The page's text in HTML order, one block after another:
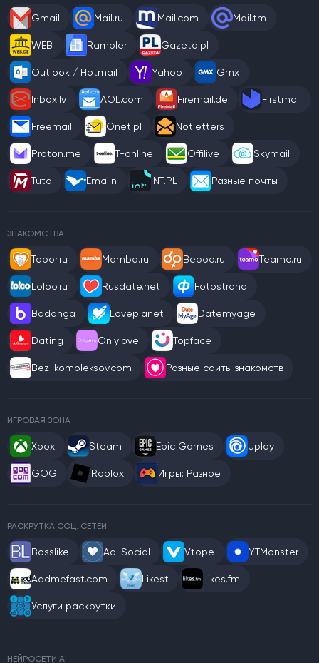
Gmail Mail.ru Mail.com Mail.tm
WEB Rambler Gazeta.pl
Outlook / Hotmail Yahoo Gmx
Inbox.lv AOL.com Firemail.de Firstmail
Freemail Onet.pl Notletters
Proton.me T-online Offilive Skymail
Tuta Emailn INT.PL Разные почты
ЗНАКОМСТВА
Tabor.ru Mamba.ru Beboo.ru Teamo.ru
Loloo.ru Rusdate.net Fotostrana
Badanga Loveplanet Datemyage
Dating Onlylove Topface
Bez-kompleksov.com Разные сайты знакомств
ИГРОВАЯ ЗОНА
Xbox Steam Epic Games Uplay
GOG Roblox Игры: Разное
РАСКРУТКА СОЦ. СЕТЕЙ
Bosslike Ad-Social Vtope YTMonster
Addmefast.com Likest Likes.fm
Услуги раскрутки
НЕЙРОСЕТИ AI